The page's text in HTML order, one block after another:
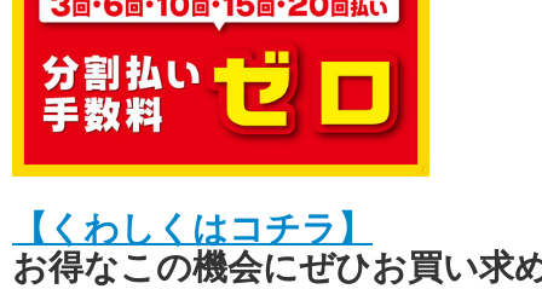
【くわしくはコチラ】
お得なこの機会にぜひお買い求